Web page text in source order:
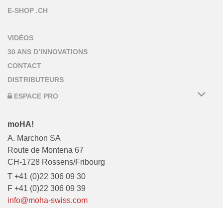
E-SHOP .CH
VIDÉOS
30 ANS D’INNOVATIONS
CONTACT
DISTRIBUTEURS
ESPACE PRO
moHA!
A. Marchon SA
Route de Montena 67
CH-1728 Rossens/Fribourg
T +41 (0)22 306 09 30
F +41 (0)22 306 09 39
info@moha-swiss.com